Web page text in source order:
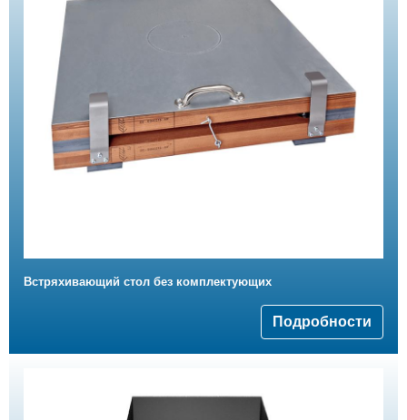
Встряхивающий стол без комплектующих
Подробности